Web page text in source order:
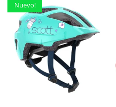
Nuevo!